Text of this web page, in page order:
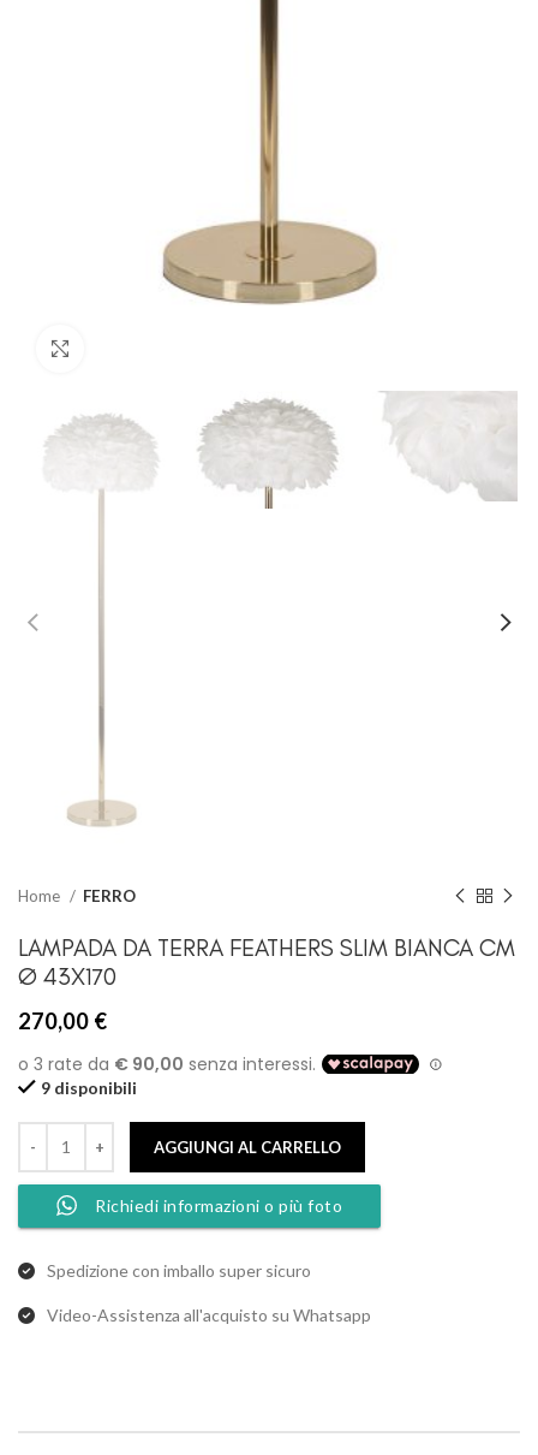
Home FERRO
LAMPADA DA TERRA FEATHERS SLIM BIANCA CM
Ø 43X170
270,00 €
9 disponibili
AGGIUNGI AL CARRELLO
Richiedi informazioni o più foto
Spedizione con imballo super sicuro
Video-Assistenza all'acquisto su Whatsapp